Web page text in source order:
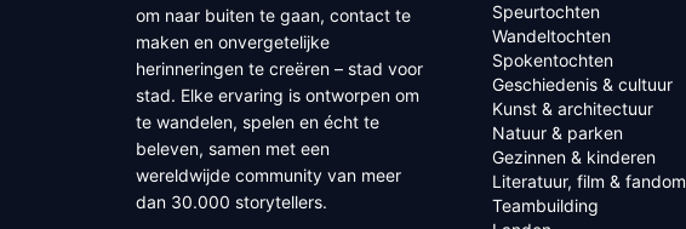
om naar buiten te gaan, contact te
maken en onvergetelijke
herinneringen te creëren – stad voor
stad. Elke ervaring is ontworpen om
te wandelen, spelen en écht te
beleven, samen met een
wereldwijde community van meer
dan 30.000 storytellers.
Speurtochten
Wandeltochten
Spokentochten
Geschiedenis & cultuur
Kunst & architectuur
Natuur & parken
Gezinnen & kinderen
Literatuur, film & fandom
Teambuilding